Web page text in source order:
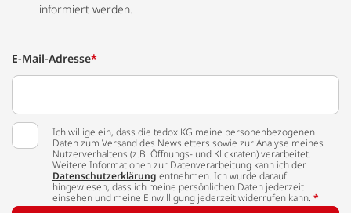
informiert werden.
E-Mail-Adresse*
Ich willige ein, dass die tedox KG meine personenbezogenen
Daten zum Versand des Newsletters sowie zur Analyse meines
Nutzerverhaltens (z.B. Öffnungs- und Klickraten) verarbeitet.
Weitere Informationen zur Datenverarbeitung kann ich der
Datenschutzerklärung entnehmen. Ich wurde darauf
hingewiesen, dass ich meine persönlichen Daten jederzeit
einsehen und meine Einwilligung jederzeit widerrufen kann. *